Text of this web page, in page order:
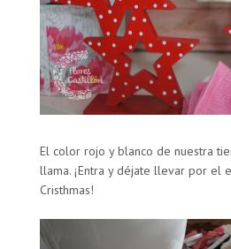
El color rojo y blanco de nuestra
llama. ¡Entra y déjate llevar por el
Cristhmas!